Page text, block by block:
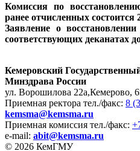
Комиссия по
ранее отчисленных состоится
Заявление о
соответствующих деканатах
Кемеровский
Минздрава России
ул. Ворошилова 22а,Кемерово,
Приемная ректора тел./факс: 8
kemsma@kemsma.ru
Приемная комиссия тел./факс:
e-mail: abit@kemsma.ru
© 2026 КемГМУ